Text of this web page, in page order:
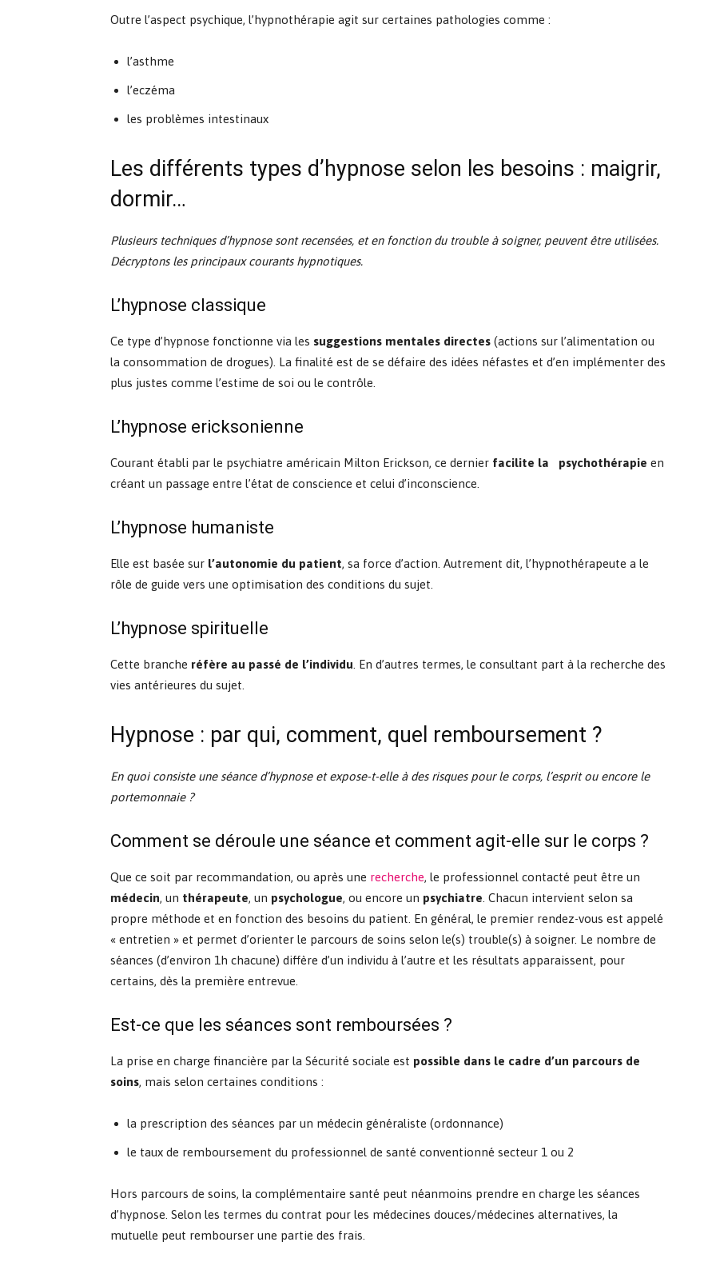
Outre l’aspect psychique, l’hypnothérapie agit sur certaines pathologies comme :
l’asthme
l’eczéma
les problèmes intestinaux
Les différents types d’hypnose selon les besoins : maigrir,
dormir…
Plusieurs techniques d’hypnose sont recensées, et en fonction du trouble à soigner, peuvent être utilisées.
Décryptons les principaux courants hypnotiques.
L’hypnose classique
Ce type d’hypnose fonctionne via les suggestions mentales directes (actions sur l’alimentation ou
la consommation de drogues). La finalité est de se défaire des idées néfastes et d’en implémenter des
plus justes comme l’estime de soi ou le contrôle.
L’hypnose ericksonienne
Courant établi par le psychiatre américain Milton Erickson, ce dernier facilite la psychothérapie en
créant un passage entre l’état de conscience et celui d’inconscience.
L’hypnose humaniste
Elle est basée sur l’autonomie du patient, sa force d’action. Autrement dit, l’hypnothérapeute a le
rôle de guide vers une optimisation des conditions du sujet.
L’hypnose spirituelle
Cette branche réfère au passé de l’individu . En d’autres termes, le consultant part à la recherche des
vies antérieures du sujet.
Hypnose : par qui, comment, quel remboursement ?
En quoi consiste une séance d’hypnose et expose-t-elle à des risques pour le corps, l’esprit ou encore le
portemonnaie ?
Comment se déroule une séance et comment agit-elle sur le corps ?
Que ce soit par recommandation, ou après une recherche, le professionnel contacté peut être un
médecin, un thérapeute, un psychologue, ou encore un psychiatre . Chacun intervient selon sa
propre méthode et en fonction des besoins du patient. En général, le premier rendez-vous est appelé
« entretien » et permet d’orienter le parcours de soins selon le(s) trouble(s) à soigner. Le nombre de
séances (d’environ 1h chacune) diffère d’un individu à l’autre et les résultats apparaissent, pour
certains, dès la première entrevue.
Est-ce que les séances sont remboursées ?
La prise en charge financière par la Sécurité sociale est possible dans le cadre d’un parcours de
soins, mais selon certaines conditions :
la prescription des séances par un médecin généraliste (ordonnance)
le taux de remboursement du professionnel de santé conventionné secteur 1 ou 2
Hors parcours de soins, la complémentaire santé peut néanmoins prendre en charge les séances
d’hypnose. Selon les termes du contrat pour les médecines douces/médecines alternatives, la
mutuelle peut rembourser une partie des frais.